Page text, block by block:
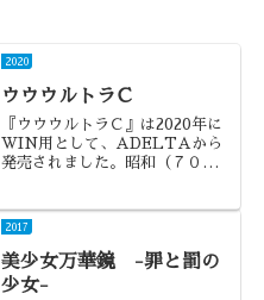
2020
ウウウルトラＣ
『ウウウルトラＣ』は2020年に
WIN用として、ADELTAから
発売されました。昭和（７０年
唯一無二の世界観を、総ＣＧ枚数
１４００枚以上ともいわれる、圧
倒的ボリュームで彩った、珠...
2017
美少女万華鏡 -罪と罰の
少女-